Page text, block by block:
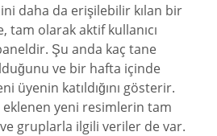
daha da erişilebilir kılan bir
tam olarak aktif kullanıcı
Şu anda kaç tane
ve bir hafta içinde
üyenin katıldığını gösterir.
eklenen yeni resimlerin tam
ve gruplarla ilgili veriler de var.